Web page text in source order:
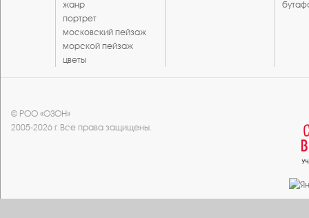
жанр
портрет
московский пейзаж
морской пейзаж
цветы
© РОО «ОЗОН»
2005-2026 г. Все права защищены.